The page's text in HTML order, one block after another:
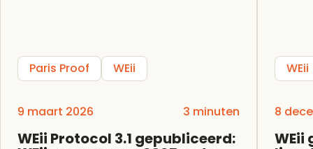
Paris Proof WEii
9 maart 2026 3 minuten
WEii Protocol 3.1 gepubliceerd:
WEii
8
WEii